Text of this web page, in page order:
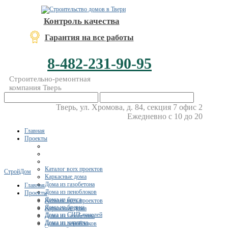
Контроль качества
Гарантия на все работы
8-482-231-90-95
Строительно-ремонтная
компания Тверь
Тверь, ул. Хромова, д. 84, секция 7 офис 2
Ежедневно с 10 до 20
Главная
Проекты
Каталог всех проектов
Каркасные дома
Дома из газобетона
Дома из пеноблоков
Дома из бруса
Дома из бревна
Дома из СИП-панелей
Дома из кирпича
СтройДом
Главная
Проекты
Каталог всех проектов
Каркасные дома
Дома из газобетона
Дома из пеноблоков